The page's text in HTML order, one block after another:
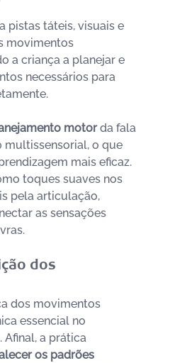
pistas táteis, visuais e
movimentos
a criança a planejar e
necessários para
motor da fala
o que
mais eficaz.
toques suaves nos
pela articulação,
as sensações
dos
dos movimentos
essencial no
Afinal, a prática
os padrões